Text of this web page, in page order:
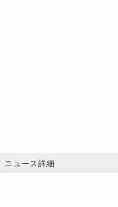
ニュース詳細